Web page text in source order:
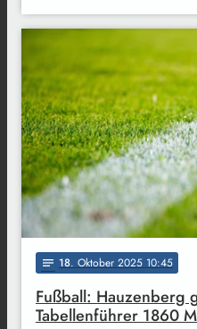
notes 18. Oktober 2025 10:45
Fußball: Hauzenberg
Tabellenführer 1860